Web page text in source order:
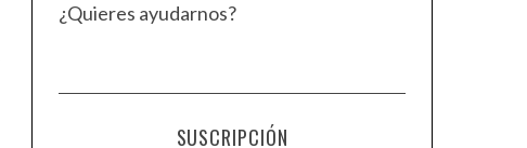
¿Quieres ayudarnos?
SUSCRIPCIÓN